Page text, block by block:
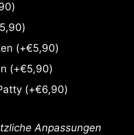
)
5,90)
(+€5,90)
(+€5,90)
(+€6,90)
Anpassungen